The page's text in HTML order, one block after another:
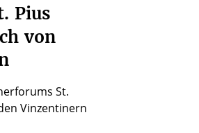
Pius
von
St.
Vinzentinern